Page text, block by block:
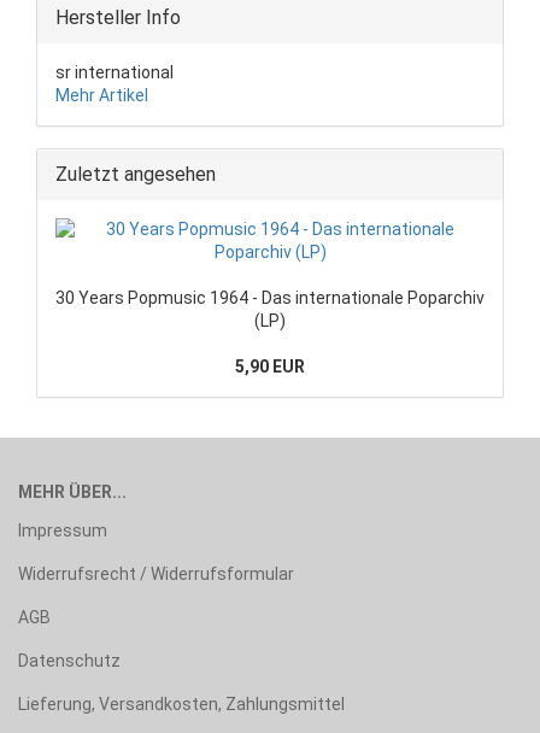
Hersteller Info
sr international
Mehr Artikel
Zuletzt angesehen
30 Years Popmusic 1964 - Das internationale Poparchiv
(LP)
5,90 EUR
MEHR ÜBER...
Impressum
Widerrufsrecht / Widerrufsformular
AGB
Datenschutz
Lieferung, Versandkosten, Zahlungsmittel